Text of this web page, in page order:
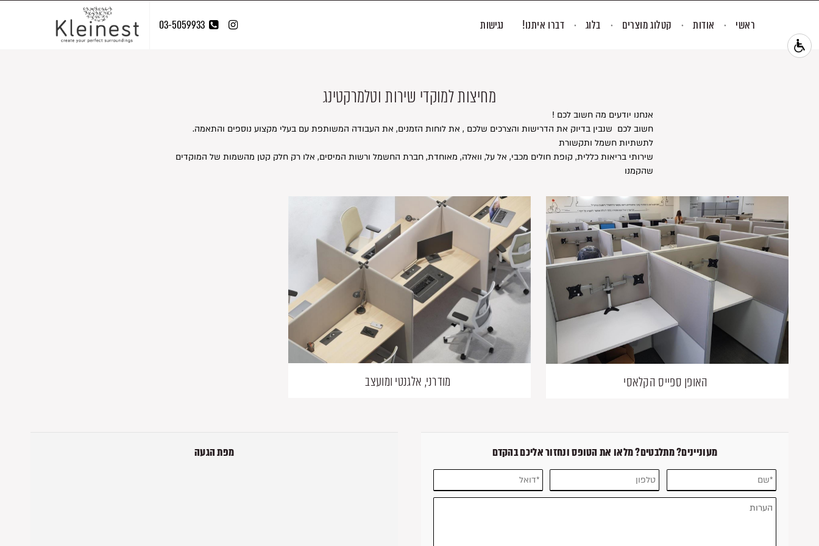
ראשי אודות קטלוג מוצרים בלוג דברו איתנו! נגישות 03-5059933
מחיצות למוקדי שירות וטלמרקטינג
! אנחנו יודעים מה חשוב לכם
.חשוב לכם שנבין בדיוק את הדרישות והצרכים שלכם , את לוחות הזמנים, את העבודה המשותפת עם בעלי מקצוע נוספים והתאמה
לתשתיות חשמל ותקשורת
שירותי בריאות כללית, קופת חולים מכבי, אל על, וואלה, מאוחדת, חברת החשמל ורשות המיסים, אלו רק חלק קטן מהשמות של המוקדים
שהקמנו
האופן ספייס הקלאסי מודרני, אלגנטי ומועצב
מעוניינים? מתלבטים? מלאו את הטופס ונחזור אליכם בהקדם מפת הגעה